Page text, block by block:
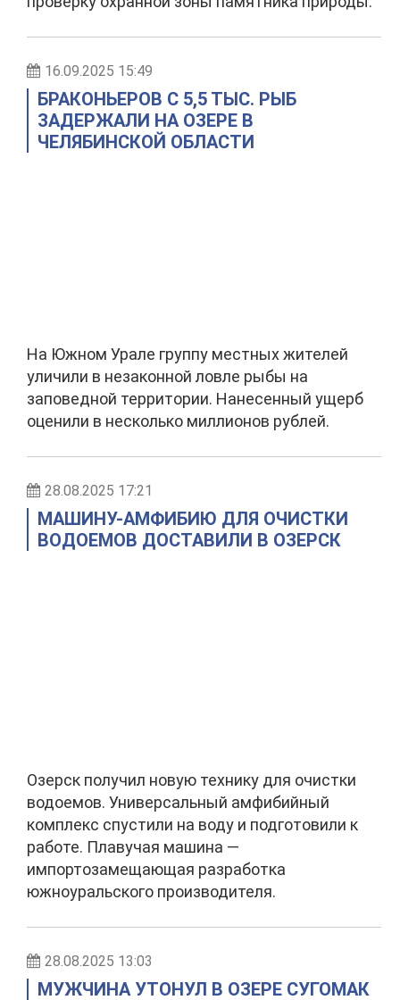
16.09.2025 15:49
БРАКОНЬЕРОВ С 5,5 ТЫС. РЫБ
ЗАДЕРЖАЛИ НА ОЗЕРЕ В
ЧЕЛЯБИНСКОЙ ОБЛАСТИ
На Южном Урале группу местных жителей
уличили в незаконной ловле рыбы на
заповедной территории. Нанесенный ущерб
оценили в несколько миллионов рублей.
28.08.2025 17:21
МАШИНУ-АМФИБИЮ ДЛЯ ОЧИСТКИ
ВОДОЕМОВ ДОСТАВИЛИ В ОЗЕРСК
Озерск получил новую технику для очистки
водоемов. Универсальный амфибийный
комплекс спустили на воду и подготовили к
работе. Плавучая машина —
импортозамещающая разработка
южноуральского производителя.
28.08.2025 13:03
МУЖЧИНА УТОНУЛ В ОЗЕРЕ СУГОМАК